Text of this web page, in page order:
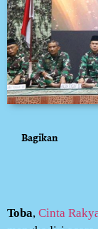
Bagikan
Toba, Cinta